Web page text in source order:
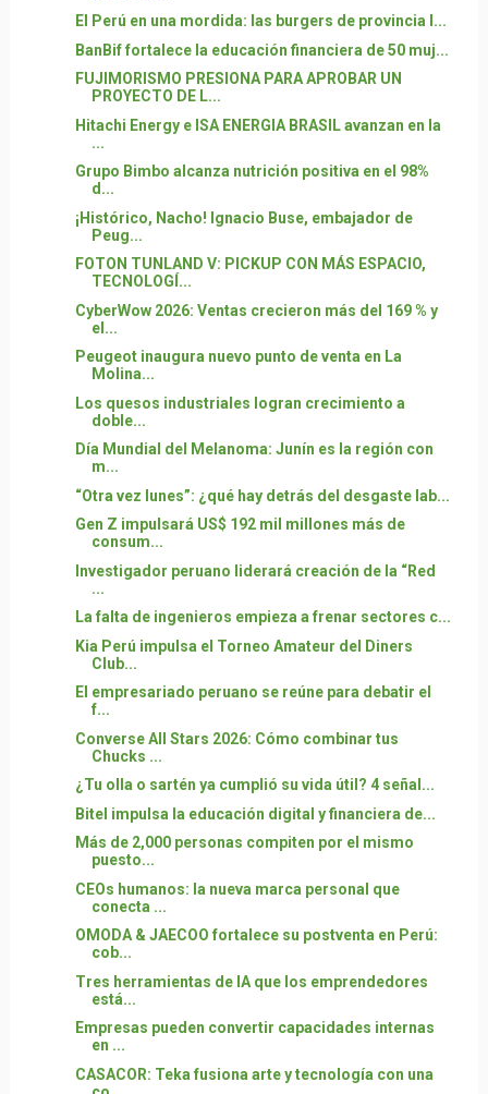
El Perú en una mordida: las burgers de provincia l...
BanBif fortalece la educación financiera de 50 muj...
FUJIMORISMO PRESIONA PARA APROBAR UN
PROYECTO DE L...
Hitachi Energy e ISA ENERGIA BRASIL avanzan en la
...
Grupo Bimbo alcanza nutrición positiva en el 98%
d...
¡Histórico, Nacho! Ignacio Buse, embajador de
Peug...
FOTON TUNLAND V: PICKUP CON MÁS ESPACIO,
TECNOLOGÍ...
CyberWow 2026: Ventas crecieron más del 169 % y
el...
Peugeot inaugura nuevo punto de venta en La
Molina...
Los quesos industriales logran crecimiento a
doble...
Día Mundial del Melanoma: Junín es la región con
m...
“Otra vez lunes”: ¿qué hay detrás del desgaste lab...
Gen Z impulsará US$ 192 mil millones más de
consum...
Investigador peruano liderará creación de la “Red
...
La falta de ingenieros empieza a frenar sectores c...
Kia Perú impulsa el Torneo Amateur del Diners
Club...
El empresariado peruano se reúne para debatir el
f...
Converse All Stars 2026: Cómo combinar tus
Chucks ...
¿Tu olla o sartén ya cumplió su vida útil? 4 señal...
Bitel impulsa la educación digital y financiera de...
Más de 2,000 personas compiten por el mismo
puesto...
CEOs humanos: la nueva marca personal que
conecta ...
OMODA & JAECOO fortalece su postventa en Perú:
cob...
Tres herramientas de IA que los emprendedores
está...
Empresas pueden convertir capacidades internas
en ...
CASACOR: Teka fusiona arte y tecnología con una